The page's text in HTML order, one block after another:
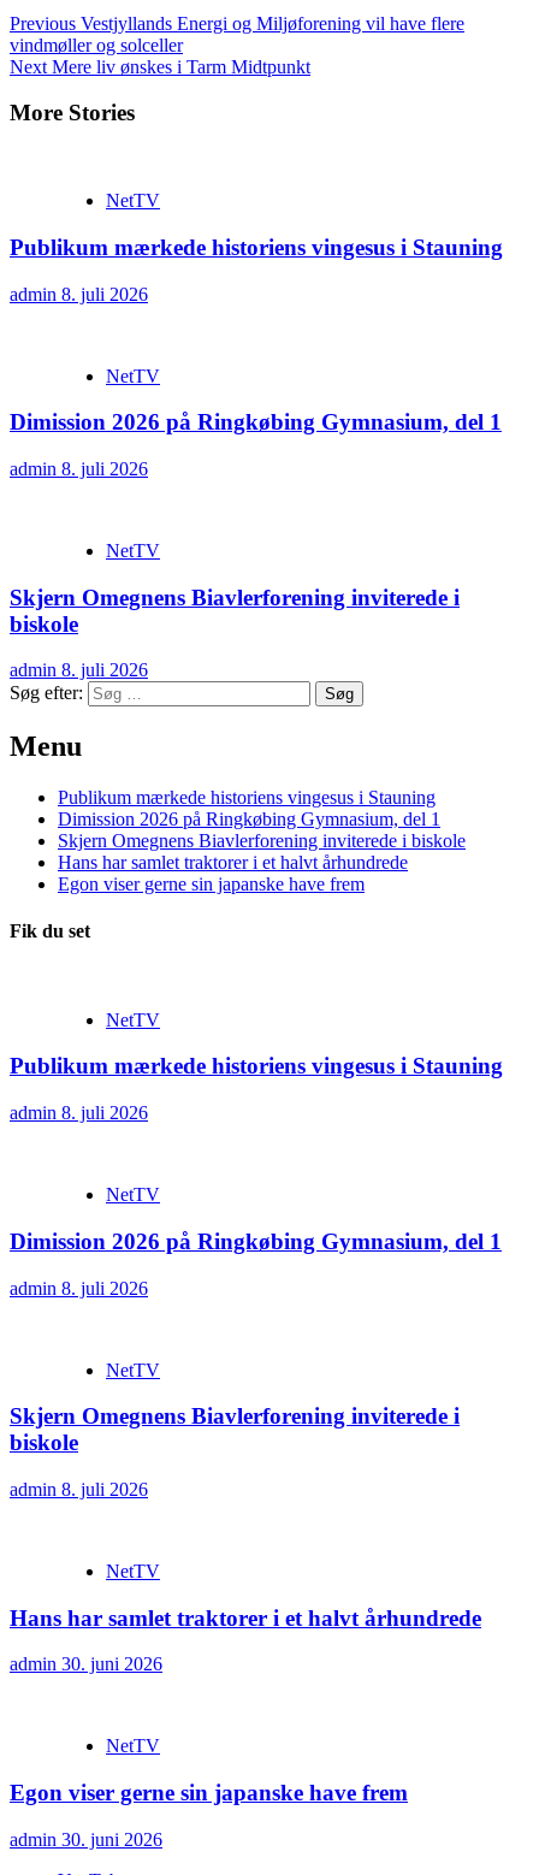
Previous Vestjyllands Energi og Miljøforening vil have flere
vindmøller og solceller
Next Mere liv ønskes i Tarm Midtpunkt
More Stories
NetTV
Publikum mærkede historiens vingesus i Stauning
admin 8. juli 2026
NetTV
Dimission 2026 på Ringkøbing Gymnasium, del 1
admin 8. juli 2026
NetTV
Skjern Omegnens Biavlerforening inviterede i
biskole
admin 8. juli 2026
Søg efter:
Menu
Publikum mærkede historiens vingesus i Stauning
Dimission 2026 på Ringkøbing Gymnasium, del 1
Skjern Omegnens Biavlerforening inviterede i biskole
Hans har samlet traktorer i et halvt århundrede
Egon viser gerne sin japanske have frem
Fik du set
NetTV
Publikum mærkede historiens vingesus i Stauning
admin 8. juli 2026
NetTV
Dimission 2026 på Ringkøbing Gymnasium, del 1
admin 8. juli 2026
NetTV
Skjern Omegnens Biavlerforening inviterede i
biskole
admin 8. juli 2026
NetTV
Hans har samlet traktorer i et halvt århundrede
admin 30. juni 2026
NetTV
Egon viser gerne sin japanske have frem
admin 30. juni 2026